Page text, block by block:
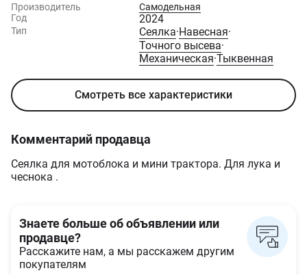
Производитель
Самодельная
Год
2024
Тип Сеялка·Навесная·
Точного высева·
Механическая·Тыквенная
Смотреть все характеристики
Комментарий продавца
Сеялка для мотоблока и мини трактора. Для лука и
чеснока .
Знаете больше об объявлении или
продавце?
Расскажите нам, а мы расскажем другим
покупателям